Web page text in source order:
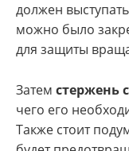
должен
можно было
для защиты
Затем стержень
чего его
Также стоит